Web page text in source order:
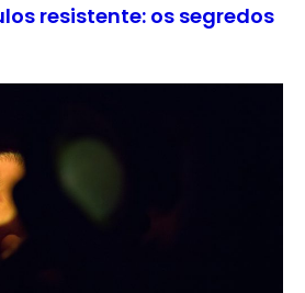
resistente: os segredos